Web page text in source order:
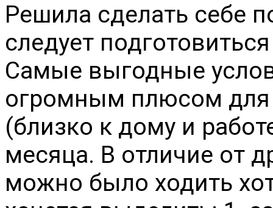
Решила сделать себе
следует
Самые выгодные
огромным плюсом для
(близко к дому и
месяца. В отличие от
можно было ходить